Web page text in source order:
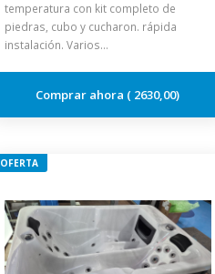
temperatura con kit completo de
piedras, cubo y cucharon. rápida
instalación. Varios…
2630,00
OFERTA